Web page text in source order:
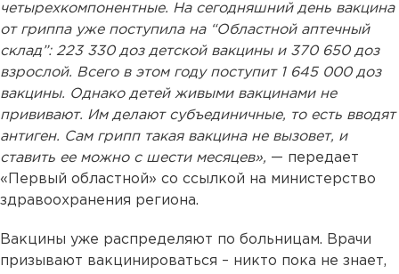
четырехкомпонентные. На сегодняшний день вакцина
от гриппа уже поступила на “Областной аптечный
склад”: 223 330 доз детской вакцины и 370 650 доз
взрослой. Всего в этом году поступит 1 645 000 доз
вакцины. Однако детей живыми вакцинами не
прививают. Им делают субъединичные, то есть вводят
антиген. Сам грипп такая вакцина не вызовет, и
ставить ее можно с шести месяцев», — передает
«Первый областной» со ссылкой на министерство
здравоохранения региона.
Вакцины уже распределяют по больницам. Врачи
призывают вакцинироваться – никто пока не знает,